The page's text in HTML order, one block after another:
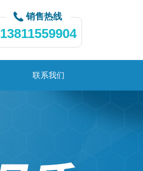
销售热线
13811559904
联系我们